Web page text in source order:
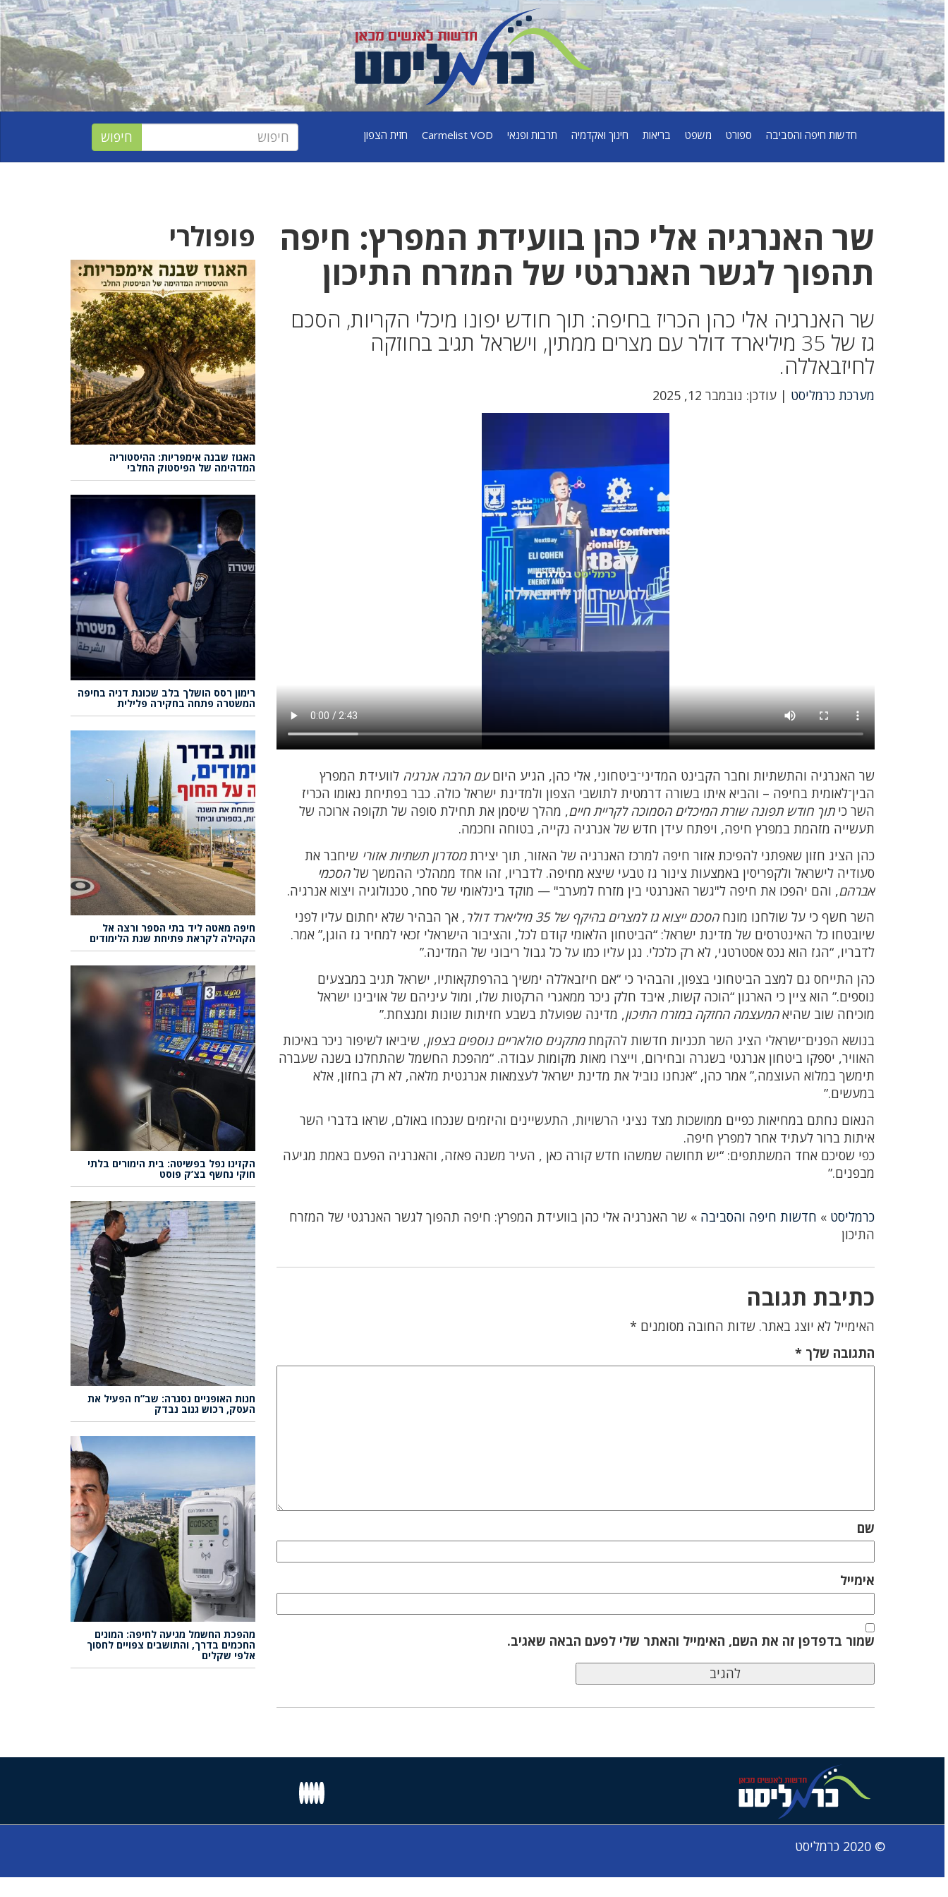
חדשות חיפה והסביבה ספורט משפט בריאות חינוך ואקדמיה תרבות ופנאי Carmelist VOD חזית הצפון
שר האנרגיה אלי כהן בוועידת המפרץ: חיפה
תהפוך לגשר האנרגטי של המזרח התיכון
שר האנרגיה אלי כהן הכריז בחיפה: תוך חודש יפונו מיכלי הקריות, הסכם
גז של 35 מיליארד דולר עם מצרים ממתין, וישראל תגיב בחוזקה
לחיזבאללה.
מערכת כרמליסט | עודכן: נובמבר 12, 2025
שר האנרגיה והתשתיות וחבר הקבינט המדיני־ביטחוני, אלי כהן, הגיע היוםעם הרבה אנרגיה לוועידת המפרץ
הבין־לאומית בחיפה – והביא איתו בשורה דרמטית לתושבי הצפון ולמדינת ישראל כולה. כבר בפתיחת נאומו הכריז
השר כיתוך חודש תפונה שורת המיכלים הסמוכה לקריית חיים, מהלך שיסמן את תחילת סופה של תקופה ארוכה של
תעשייה מזהמת במפרץ חיפה, ויפתח עידן חדש של אנרגיה נקייה, בטוחה וחכמה.
כהן הציג חזון שאפתני להפיכת אזור חיפה למרכז האנרגיה של האזור, תוך יצירתמסדרון תשתיות אזורי שיחבר את
סעודיה לישראל ולקפריסין באמצעות צינור גז טבעי שיצא מחיפה. לדבריו, זהו אחד ממהלכי ההמשך שלהסכמי
אברהם, והם יהפכו את חיפה ל"גשר האנרגטי בין מזרח למערב" — מוקד בינלאומי של סחר, טכנולוגיה ויצוא אנרגיה.
השר חשף כי על שולחנו מונחהסכם ייצוא גז למצרים בהיקף של 35 מיליארד דולר
, אך הבהיר שלא יחתום עליו לפני
שיובטחו כל האינטרסים של מדינת ישראל: “הביטחון הלאומי קודם לכל, והציבור הישראלי זכאי למחיר גז הוגן,” אמר.
לדבריו, “הגז הוא נכס אסטרטגי, לא רק כלכלי. נגן עליו כמו על כל גבול ריבוני של המדינה.”
כהן התייחס גם למצב הביטחוני בצפון, והבהיר כי “אם חיזבאללה ימשיך בהרפתקאותיו, ישראל תגיב במבצעים
נוספים.” הוא ציין כי הארגון “הוכה קשות, איבד חלק ניכר ממאגרי הרקטות שלו, ומול עיניהם של אויבינו ישראל
מוכיחה שוב שהיאהמעצמה החזקה במזרח התיכון, מדינה שפועלת בשבע חזיתות שונות ומנצחת.”
בנושא הפנים־ישראלי הציג השר תכניות חדשות להקמתמתקנים סולאריים נוספים בצפון, שיביאו לשיפור ניכר באיכות
האוויר, יספקו ביטחון אנרגטי בשגרה ובחירום, וייצרו מאות מקומות עבודה. “מהפכת החשמל שהתחלנו בשנה שעברה
תימשך במלוא העוצמה,” אמר כהן, “אנחנו נוביל את מדינת ישראל לעצמאות אנרגטית מלאה, לא רק בחזון, אלא
במעשים.”
הנאום נחתם במחיאות כפיים ממושכות מצד נציגי הרשויות, התעשיינים והיזמים שנכחו באולם, שראו בדברי השר
איתות ברור לעתיד אחר למפרץ חיפה.
כפי שסיכם אחד המשתתפים: “יש תחושה שמשהו חדש קורה כאן , העיר משנה פאזה, והאנרגיה הפעם באמת מגיעה
מבפנים.”
כרמליסט » חדשות חיפה והסביבה »שר האנרגיה אלי כהן בוועידת המפרץ: חיפה תהפוך לגשר האנרגטי של המזרח
התיכון
כתיבת תגובה
האימייל לא יוצג באתר. שדות החובה מסומנים *
התגובה שלך*
שם
אימייל
שמור בדפדפן זה את השם, האימייל והאתר שלי לפעם הבאה שאגיב.
פופולרי
האגוז שבנה אימפריות: ההיסטוריה
המדהימה של הפיסטוק החלבי
רימון רסס הושלך בלב שכונת דניה בחיפה
המשטרה פתחה בחקירה פלילית
חיפה מאטה ליד בתי הספר ורצה אל
הקהילה לקראת פתיחת שנת הלימודים
הקזינו נפל בפשיטה: בית הימורים בלתי
חוקי נחשף בצ’ק פוסט
חנות האופניים נסגרה: שב”ח הפעיל את
העסק, רכוש גנוב נבדק
מהפכת החשמל מגיעה לחיפה: המונים
החכמים בדרך, והתושבים צפויים לחסוך
אלפי שקלים
© 2020 כרמליסט